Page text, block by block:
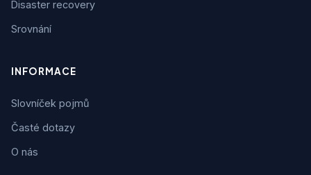
Disaster recovery
Srovnání
INFORMACE
Slovníček pojmů
Časté dotazy
O nás